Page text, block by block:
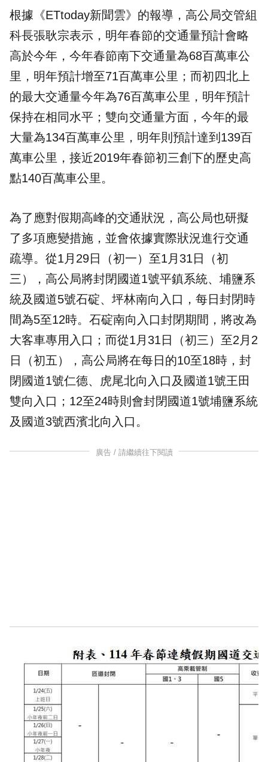
根據《ETtoday新聞雲》的報導，高公局交管組
科長張耿宗表示，明年春節的交通量預計會略
高於今年，今年春節南下交通量為68百萬車公
里，明年預計增至71百萬車公里；而初四北上
的最大交通量今年為76百萬車公里，明年預計
保持在相同水平；雙向交通量方面，今年的最
大量為134百萬車公里，明年則預計達到139百
萬車公里，接近2019年春節初三創下的歷史高
點140百萬車公里。
為了應對假期高峰的交通狀況，高公局也研擬
了多項應變措施，並會依據實際狀況進行交通
疏導。從1月29日（初一）至1月31日（初
三），高公局將封閉國道1號平鎮系統、埔鹽系
統及國道5號石碇、坪林南向入口，每日封閉時
間為5至12時。石碇南向入口封閉期間，將改為
大客車專用入口；而從1月31日（初三）至2月2
日（初五），高公局將在每日的10至18時，封
閉國道1號仁德、虎尾北向入口及國道1號王田
雙向入口；12至24時則會封閉國道1號埔鹽系統
及國道3號西濱北向入口。
廣告 / 請繼續往下閱讀